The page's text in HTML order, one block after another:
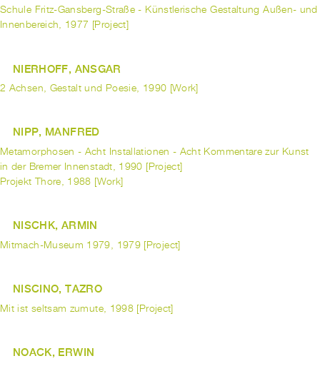
Schule Fritz-Gansberg-Straße - Künstlerische Gestaltung Außen- und
Innenbereich, 1977 [Project]
NIERHOFF, ANSGAR
2 Achsen, Gestalt und Poesie, 1990 [Work]
NIPP, MANFRED
Metamorphosen - Acht Installationen - Acht Kommentare zur Kunst
in der Bremer Innenstadt, 1990 [Project]
Projekt Thore, 1988 [Work]
NISCHK, ARMIN
Mitmach-Museum 1979, 1979 [Project]
NISCINO, TAZRO
Mit ist seltsam zumute, 1998 [Project]
NOACK, ERWIN